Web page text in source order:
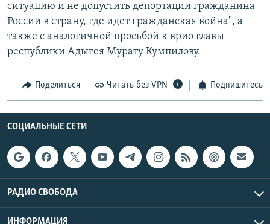
ситуацию и не допустить депортации гражданина
России в страну, где идет гражданская война", а
также с аналогичной просьбой к врио главы
республики Адыгея Мурату Кумпилову.
Поделиться Читать без VPN Подпишитесь
СОЦИАЛЬНЫЕ СЕТИ
РАДИО СВОБОДА
ИНФОРМАЦИЯ